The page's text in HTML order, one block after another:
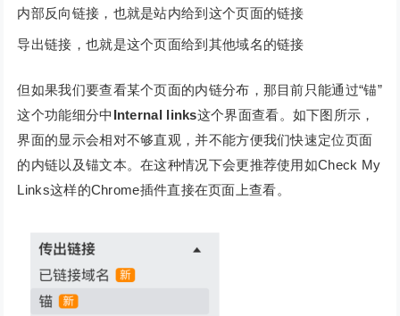
内部反向链接，也就是站内给到这个页面的链接
导出链接，也就是这个页面给到其他域名的链接
但如果我们要查看某个页面的内链分布，那目前只能通过“锚”
这个功能细分中 Internal links这个界面查看。如下图所示，
界面的显示会相对不够直观，并不能方便我们快速定位页面
的内链以及锚文本。在这种情况下会更推荐使用如Check My
Links这样的Chrome插件直接在页面上查看。